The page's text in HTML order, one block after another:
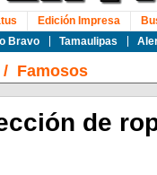
Bravo Tamaulipas
Edición Impresa
/ Famosos
de